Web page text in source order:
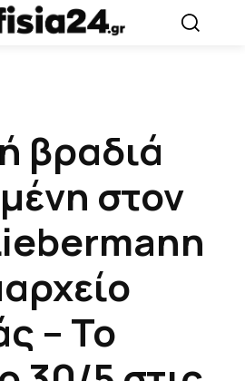
βραδιά
στον
– Το